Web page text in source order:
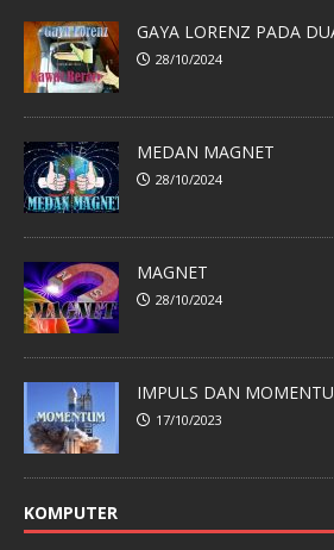
GAYA LORENZ PADA
28/10/2024
MEDAN MAGNET
28/10/2024
MAGNET
28/10/2024
IMPULS DAN
17/10/2023
KOMPUTER